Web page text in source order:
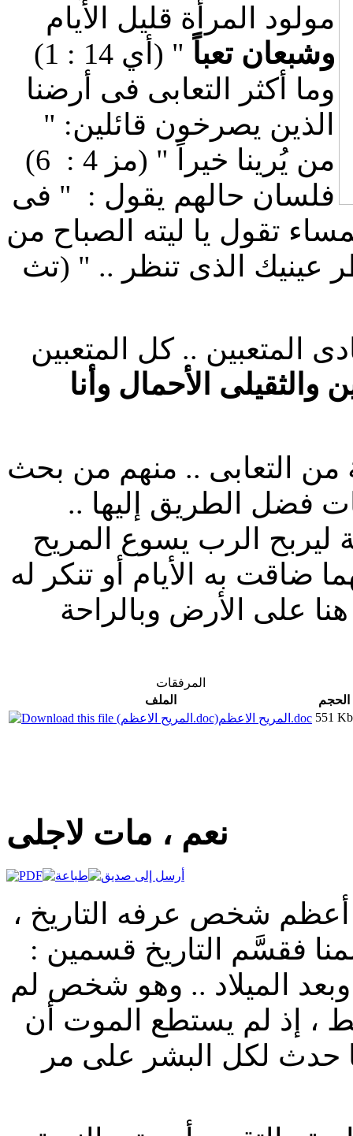
مولود المرأة قليل الأيام
وشبعان تعباً
" (أي 14 : 1)
وما أكثر التعابى فى أرضنا
الذين يصرخون قائلين: "
من يُرينا خيراً " (مز 4 : 6)
فلسان حالهم يقول : " فى
تقول يا ليته الصباح من
عينيك الذى تنظر .. " (تث
المتعبين .. كل المتعبين
والثقيلى الأحمال وأنا
من التعابى .. منهم من بحث
فضل الطريق إليها ..
ليربح الرب يسوع المريح
ضاقت به الأيام أو تنكر له
هنا على الأرض وبالراحة
المرفقات
الملف
الحجم
المريح الاعظم.doc 551 Kb
نعم ، مات لاجلى
شخص عرفه التاريخ ،
فقسَّم التاريخ قسمين :
وبعد الميلاد .. وهو شخص لم
قط ، إذ لم يستطع الموت أن
حدث لكل البشر على مر